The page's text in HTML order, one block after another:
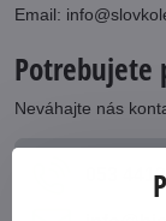
Email:
Potrebujete
Neváhajte nás
053